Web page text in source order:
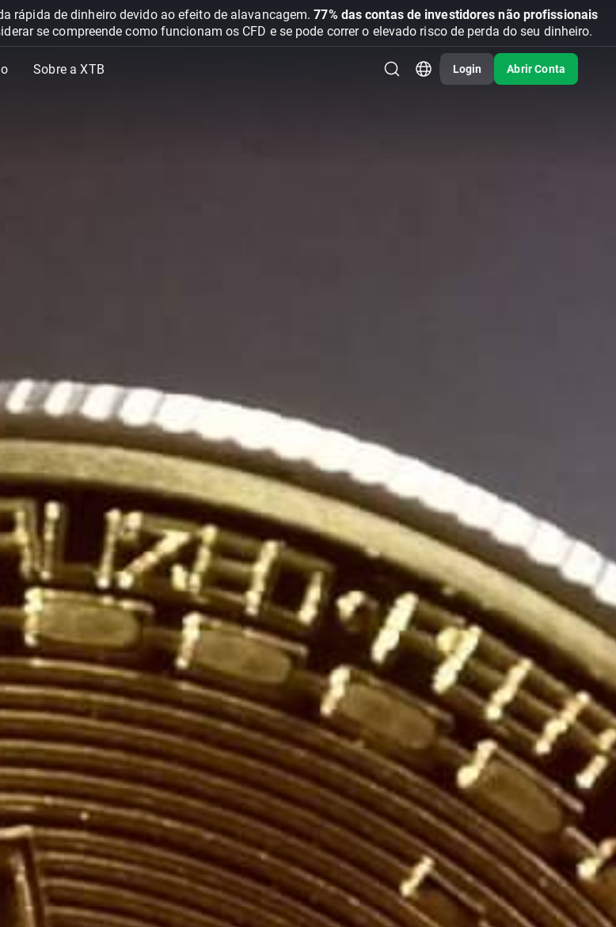
rápida de dinheiro devido ao efeito de alavancagem.77% das contas de investidores não profissionais
se compreende como funcionam os CFD e se pode correr o elevado risco de perda do seu dinheiro.
Sobre a XTB Login Abrir Conta